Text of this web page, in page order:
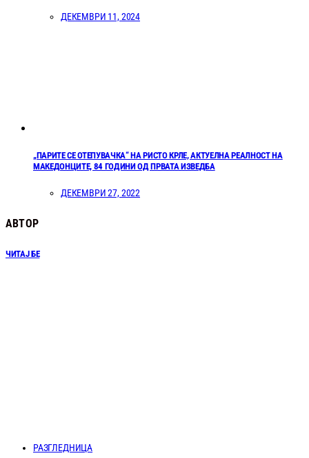
ДЕКЕМВРИ 11, 2024
„ПАРИТЕ СЕ ОТЕПУВАЧКА“ НА РИСТО КРЛЕ, АКТУЕЛНА РЕАЛНОСТ НА
МАКЕДОНЦИТЕ, 84 ГОДИНИ ОД ПРВАТА ИЗВЕДБА
ДЕКЕМВРИ 27, 2022
АВТОР
ЧИТАЈ БЕ
РАЗГЛЕДНИЦА